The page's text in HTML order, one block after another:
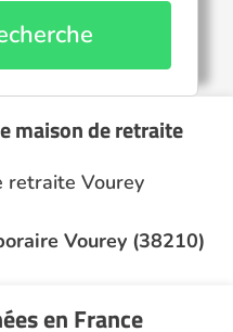
maison de retraite
retraite Vourey
Vourey (38210)
en France